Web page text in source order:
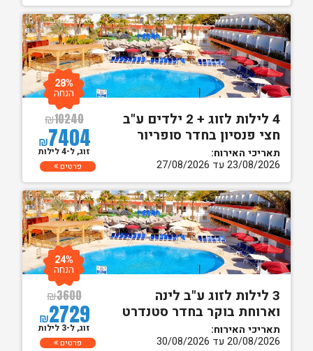
4 לילות לזוג + 2 ילדים ע"ב
חצי פנסיון בחדר סופריור
תאריכי האירוח:
23/08/2026 עד 27/08/2026
₪10240
₪7404
28%
הנחה
זוג, ל-4 לילות
פרטים
3 לילות לזוג ע"ב לינה
וארוחת בוקר בחדר סטנדרט
תאריכי האירוח:
20/08/2026 עד 30/08/2026
₪3600
₪2729
24%
הנחה
זוג, ל-3 לילות
פרטים